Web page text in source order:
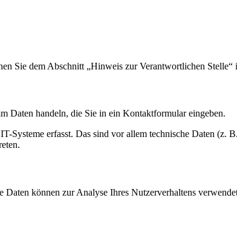
Sie dem Abschnitt „Hinweis zur Verantwortlichen Stelle“
Daten handeln, die Sie in ein Kontaktformular eingeben.
erfasst. Das sind vor allem technische Daten (z.
können zur Analyse Ihres Nutzerverhaltens